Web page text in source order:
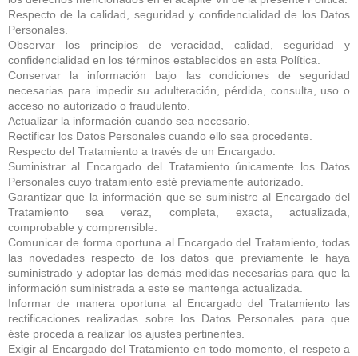
Respecto de la calidad, seguridad y confidencialidad de los Datos
Personales.
Observar los principios de veracidad, calidad, seguridad y
confidencialidad en los términos establecidos en esta Política.
Conservar la información bajo las condiciones de seguridad
necesarias para impedir su adulteración, pérdida, consulta, uso o
acceso no autorizado o fraudulento.
Actualizar la información cuando sea necesario.
Rectificar los Datos Personales cuando ello sea procedente.
Respecto del Tratamiento a través de un Encargado.
Suministrar al Encargado del Tratamiento únicamente los Datos
Personales cuyo tratamiento esté previamente autorizado.
Garantizar que la información que se suministre al Encargado del
Tratamiento sea veraz, completa, exacta, actualizada,
comprobable y comprensible.
Comunicar de forma oportuna al Encargado del Tratamiento, todas
las novedades respecto de los datos que previamente le haya
suministrado y adoptar las demás medidas necesarias para que la
información suministrada a este se mantenga actualizada.
Informar de manera oportuna al Encargado del Tratamiento las
rectificaciones realizadas sobre los Datos Personales para que
éste proceda a realizar los ajustes pertinentes.
Exigir al Encargado del Tratamiento en todo momento, el respeto a